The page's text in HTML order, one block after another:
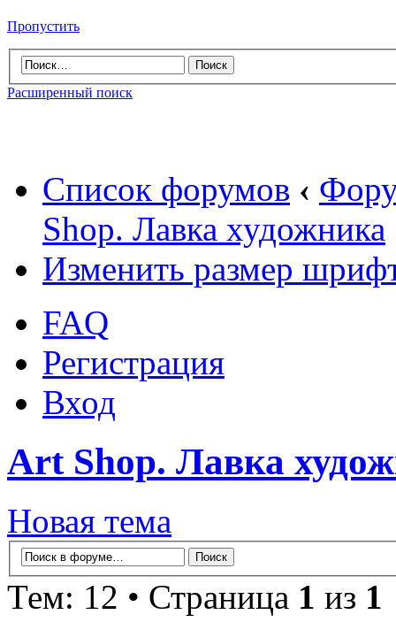
Пропустить
Расширенный поиск
Список форумов ‹
Shop. Лавка художника
Изменить размер
FAQ
Регистрация
Вход
Art Shop. Лавка
Новая тема
Тем: 12 • Страница 1 из 1